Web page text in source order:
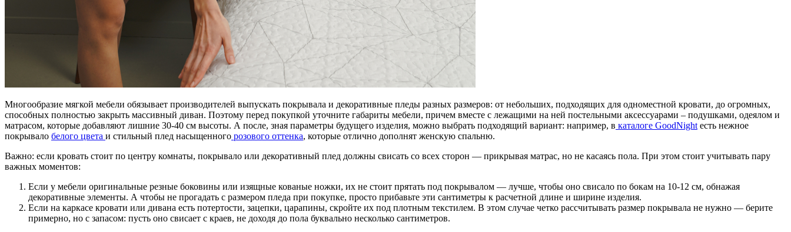
Многообразие мягкой мебели обязывает производителей выпускать покрывала и декоративные пледы разных размеров: от небольших, подходящих для одноместной кровати, до огромных,
способных полностью закрыть массивный диван. Поэтому перед покупкой уточните габариты мебели, причем вместе с лежащими на ней постельными аксессуарами – подушками, одеялом и
матрасом, которые добавляют лишние 30-40 см высоты. А после, зная параметры будущего изделия, можно выбрать подходящий вариант: например, в каталоге GoodNight есть нежное
покрывало белого цвета и стильный плед насыщенного розового оттенка, которые отлично дополнят женскую спальню.
Важно: если кровать стоит по центру комнаты, покрывало или декоративный плед должны свисать со всех сторон — прикрывая матрас, но не касаясь пола. При этом стоит учитывать пару
важных моментов:
Если у мебели оригинальные резные боковины или изящные кованые ножки, их не стоит прятать под покрывалом — лучше, чтобы оно свисало по бокам на 10-12 см, обнажая
декоративные элементы. А чтобы не прогадать с размером пледа при покупке, просто прибавьте эти сантиметры к расчетной длине и ширине изделия.
Если на каркасе кровати или дивана есть потертости, зацепки, царапины, скройте их под плотным текстилем. В этом случае четко рассчитывать размер покрывала не нужно — берите
примерно, но с запасом: пусть оно свисает с краев, не доходя до пола буквально несколько сантиметров.